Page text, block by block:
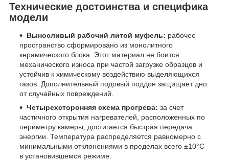
Технические достоинства и специфика
модели
Выносливый рабочий литой муфель: рабочее
пространство сформировано из монолитного
керамического блока. Этот материал не боится
механического износа при частой загрузке образцов и
устойчив к химическому воздействию выделяющихся
газов. Дополнительный подовый поддон защищает дно
от случайных повреждений.
Четырехсторонняя схема прогрева: за счет
частичного открытия нагревателей, расположенных по
периметру камеры, достигается быстрая передача
энергии. Температура распределяется равномерно с
минимальными отклонениями в пределах всего ±10°C
в установившемся режиме.